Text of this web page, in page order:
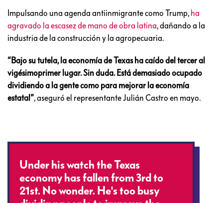
Impulsando una agenda antiinmigrante como Trump, ha
agravado la escasez de mano de obra latina, dañando a la
industria de la construcción y la agropecuaria.
“Bajo su tutela, la economía de Texas ha caído del tercer al
vigésimoprimer lugar. Sin duda. Está demasiado ocupado
dividiendo a la gente como para mejorar la economía
estatal”, aseguró el representante Julián Castro en mayo.
Under his watch the Texas
economy has fallen from 3rd to
21st. No wonder. He's too busy